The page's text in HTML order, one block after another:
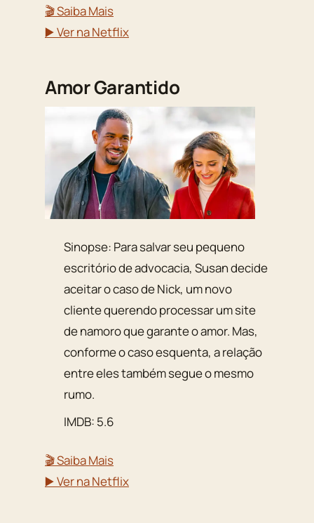
🎬 Saiba Mais
▶️ Ver na Netflix
Amor Garantido
Sinopse: Para salvar seu pequeno
escritório de advocacia, Susan decide
aceitar o caso de Nick, um novo
cliente querendo processar um site
de namoro que garante o amor. Mas,
conforme o caso esquenta, a relação
entre eles também segue o mesmo
rumo.
IMDB: 5.6
🎬 Saiba Mais
▶️ Ver na Netflix